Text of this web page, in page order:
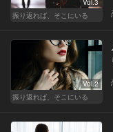
振り返れば、そこにいる
Vol.2
振り返れば、そこにいる